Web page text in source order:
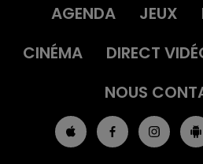
AGENDA
JEUX
CINÉMA
DIRECT
NOUS